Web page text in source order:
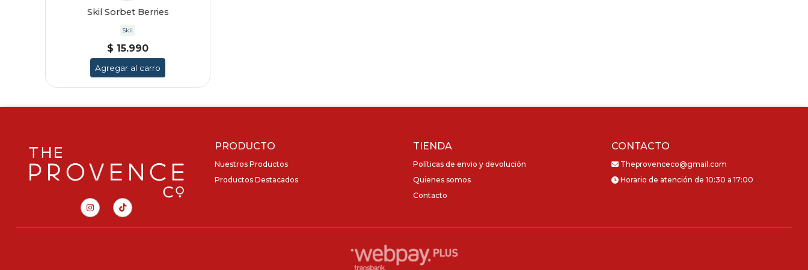
Skil Sorbet Berries
Skil
$ 15.990
Agregar al carro
PRODUCTO
Nuestros Productos
Productos Destacados
TIENDA
Políticas de envio y devolución
Quienes somos
Contacto
CONTACTO
Theprovenceco@gmail.com
Horario de atención de 10:30 a 17:00